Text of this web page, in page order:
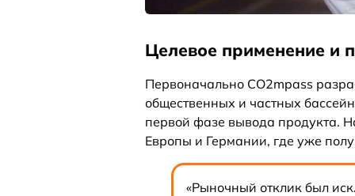
Целевое применение и
Первоначально CO2mpass
общественных и частных
первой фазе вывода продукта.
Европы и Германии, где уже
«Рыночный отклик был